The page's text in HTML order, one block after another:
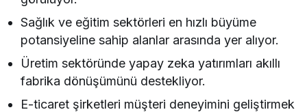
Sağlık ve eğitim sektörleri en hızlı büyüme
potansiyeline sahip alanlar arasında yer alıyor.
Üretim sektöründe yapay zeka yatırımları akıllı
fabrika dönüşümünü destekliyor.
E-ticaret şirketleri müşteri deneyimini geliştirmek